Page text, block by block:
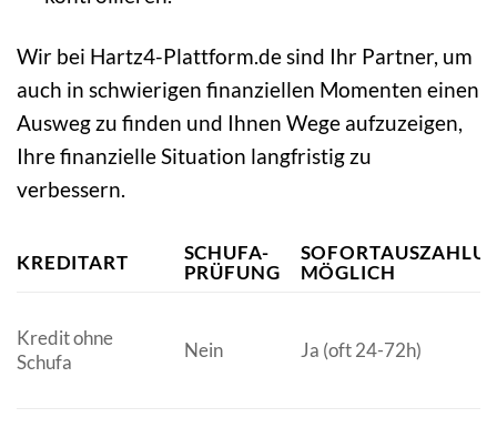
Wir bei Hartz4-Plattform.de sind Ihr Partner, um
auch in schwierigen finanziellen Momenten einen
Ausweg zu finden und Ihnen Wege aufzuzeigen,
Ihre finanzielle Situation langfristig zu
verbessern.
KREDITART
SCHUFA-
PRÜFUNG
MÖGLICH
Kredit ohne
Schufa
Nein Ja (oft 24-72h)